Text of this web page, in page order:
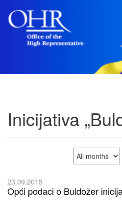
Inicijativa
23.09.2015
Opći podaci o Buldožer